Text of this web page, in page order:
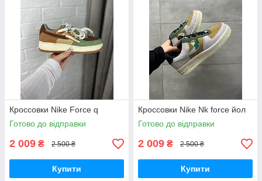
Кроссовки Nike Force q
Готово до відправки
2 009 ₴ 2 500 ₴
Купити
Кроссовки Nike Nk force йол
Готово до відправки
2 009 ₴ 2 500 ₴
Купити